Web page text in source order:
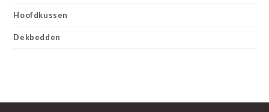
Hoofdkussen
Dekbedden